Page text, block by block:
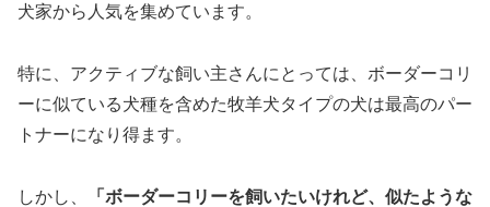
犬家から人気を集めています。
特に、アクティブな飼い主さんにとっては、ボーダーコリ
ーに似ている犬種を含めた牧羊犬タイプの犬は最高のパー
トナーになり得ます。
しかし、
「ボーダーコリーを飼いたいけれど、似たような